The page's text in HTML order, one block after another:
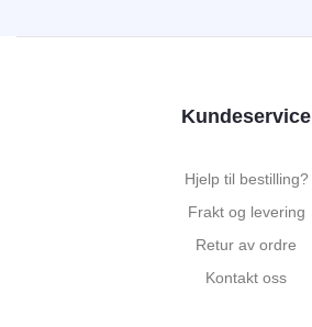
Kundeservice
Hjelp til bestilling?
Frakt og levering
Retur av ordre
Kontakt oss